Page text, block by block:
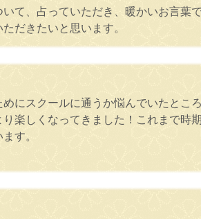
て、占っていただき、暖かいお言葉
だきたいと思います。
にスクールに通うか悩んでいたとこ
楽しくなってきました！これまで時
す。